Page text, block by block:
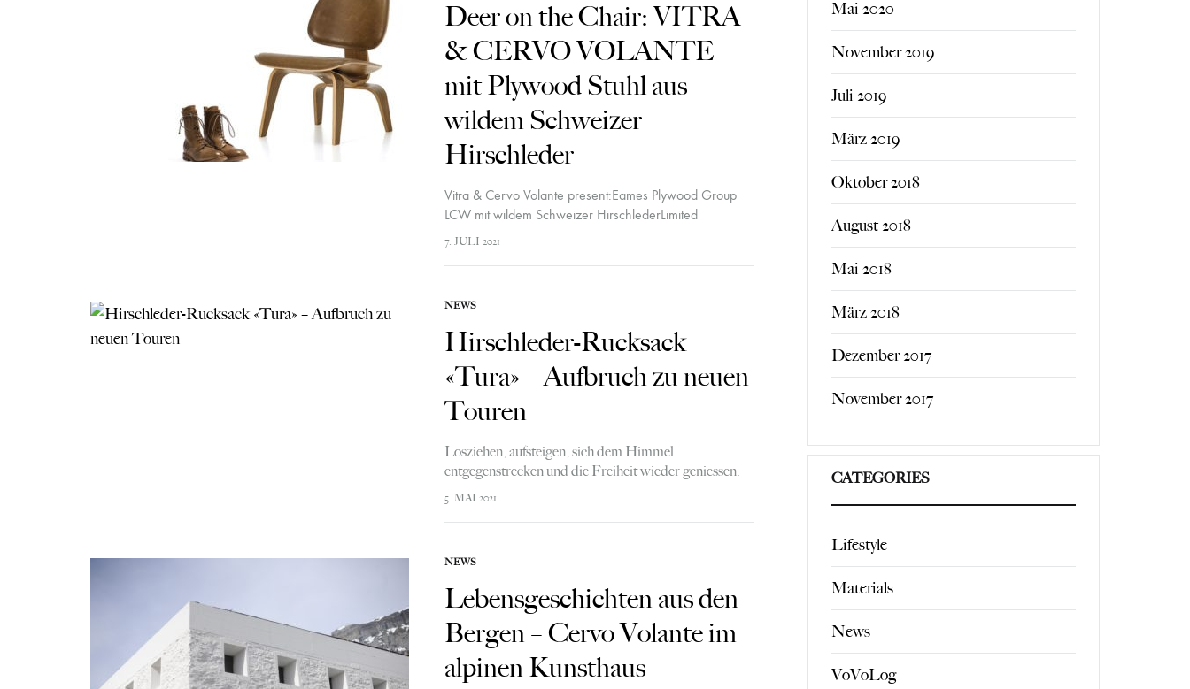
Deer on the Chair: VITRA
& CERVO VOLANTE
mit Plywood Stuhl aus
wildem Schweizer
Hirschleder
Vitra & Cervo Volante present:Eames Plywood Group
LCW mit wildem Schweizer HirschlederLimited
EditionVitra hat den ikonischen Plywood Group LCW aus
dunklem Nussbaumholz mit eichengegerbtem Schweizer
7. JULI 2021
NEWS
Hirschleder-Rucksack
«Tura» – Aufbruch zu neuen
Touren
Losziehen, aufsteigen, sich dem Himmel
entgegenstrecken und die Freiheit wieder geniessen.
Der wilde und nachhaltig schöne Hirschleder-
Rucksack TURA macht Mut für neue Touren.
5. MAI 2021
NEWS
Lebensgeschichten aus den
Bergen – Cervo Volante im
alpinen Kunsthaus
Mai 2020
November 2019
Juli 2019
März 2019
Oktober 2018
August 2018
Mai 2018
März 2018
Dezember 2017
November 2017
CATEGORIES
Lifestyle
Materials
News
VoVoLog